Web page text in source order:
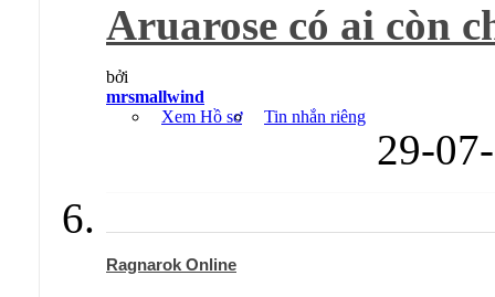
Aruarose có ai còn
bởi
mrsmallwind
Xem Hồ sơ
Tin nhắn riêng
29-
Ragnarok Online